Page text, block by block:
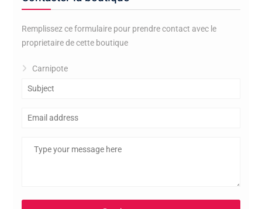
Remplissez ce formulaire pour prendre contact avec le
proprietaire de cette boutique
Carnipote